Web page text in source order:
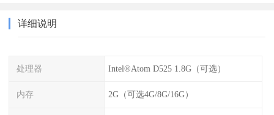
详细说明
处理器 Intel®Atom D525 1.8G（可选）
内存 2G（可选4G/8G/16G）